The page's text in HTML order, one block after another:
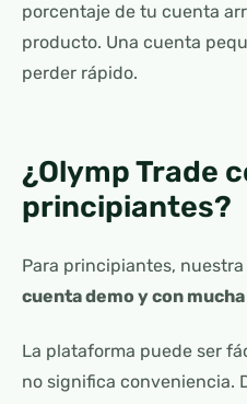
porcentaje de tu cuenta
producto. Una cuenta
perder rápido.
¿Olymp Trade
principiantes?
Para principiantes,
cuenta demo y con
La plataforma puede ser
no significa conveniencia.